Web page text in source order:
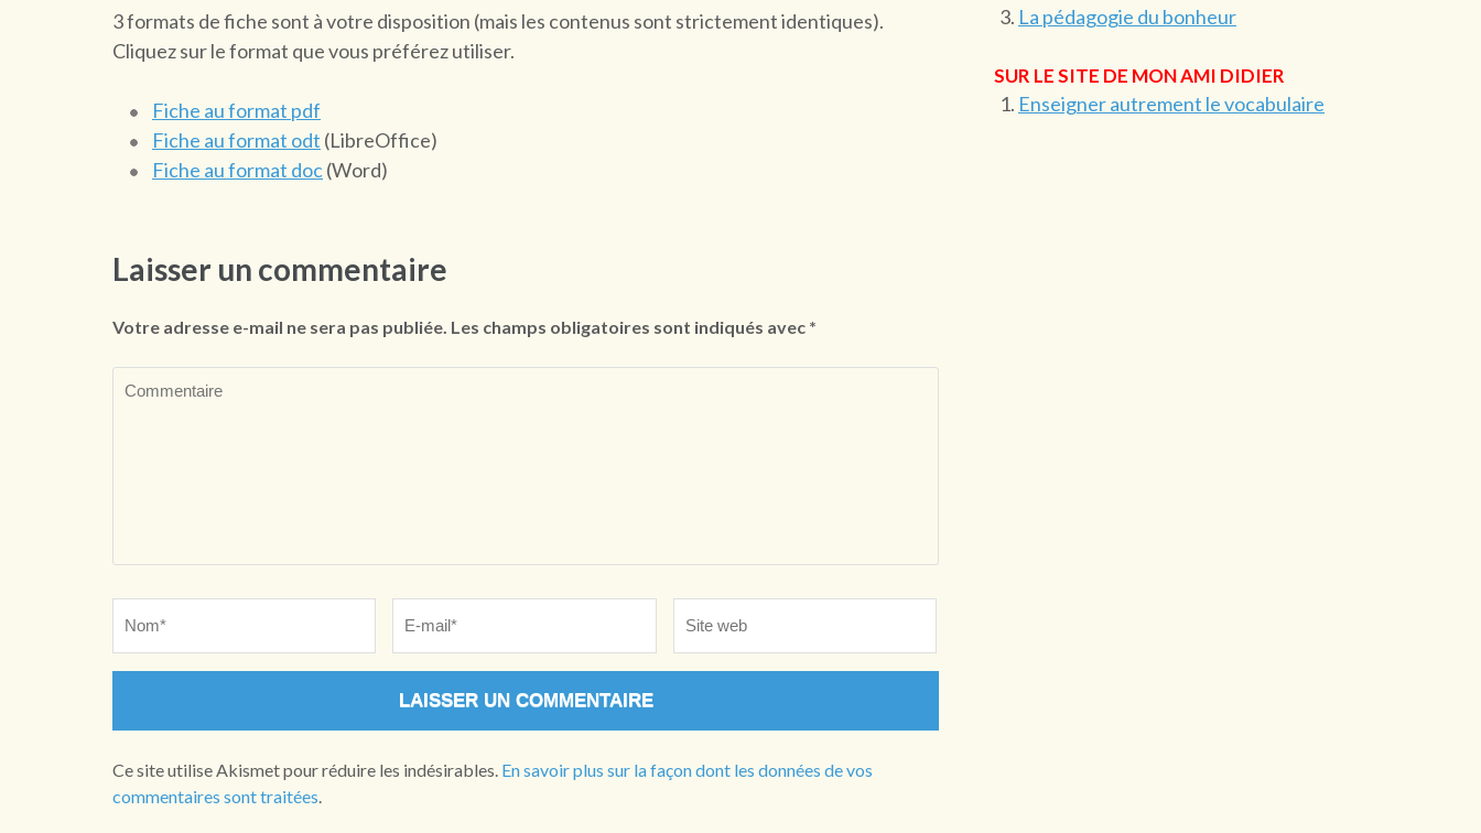
3 formats de fiche sont à votre disposition (mais les contenus sont strictement identiques).
Cliquez sur le format que vous préférez utiliser.
Fiche au format pdf
Fiche au format odt (LibreOffice)
Fiche au format doc(Word)
Laisser un commentaire
Votre adresse e-mail ne sera pas publiée. Les champs obligatoires sont indiqués avec *
web
Ce site utilise Akismet pour réduire les indésirables. En savoir plus sur la façon dont les données de vos
commentaires sont traitées
La pédagogie du bonheur
SUR LE SITE DE MON AMI DIDIER
Enseigner autrement le vocabulaire